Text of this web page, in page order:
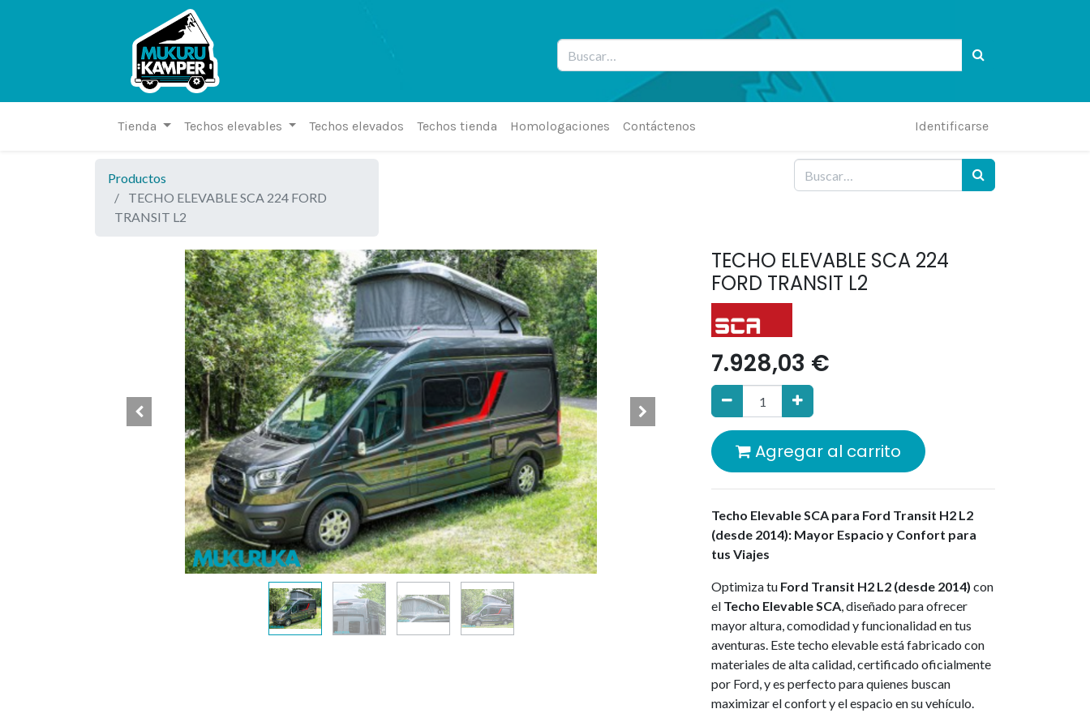
Tienda Techos elevables Techos elevados Techos tienda Homologaciones Contáctenos Identificarse
Productos
TECHO ELEVABLE SCA 224 FORD
TRANSIT L2
TECHO ELEVABLE SCA 224
FORD TRANSIT L2
7.928,03 €
Agregar al carrito
Techo Elevable SCA para Ford Transit H2 L2
(desde 2014): Mayor Espacio y Confort para
tus Viajes
Optimiza tu Ford Transit H2 L2 (desde 2014) con
el Techo Elevable SCA , diseñado para ofrecer
mayor altura, comodidad y funcionalidad en tus
aventuras. Este techo elevable está fabricado con
materiales de alta calidad, certificado oficialmente
por Ford, y es perfecto para quienes buscan
maximizar el confort y el espacio en su vehículo.
Completamente
Kamper
Somos una empresa con gran experiencia y sabiduría en el mundo camper. Ubicados en el corazón
de Guipúzcoa, en Goierri, ofrecemos una amplia gama de servicios de alta calidad.
Mukuruka
Estamos disponibles para atenderte por teléfono de lunes a